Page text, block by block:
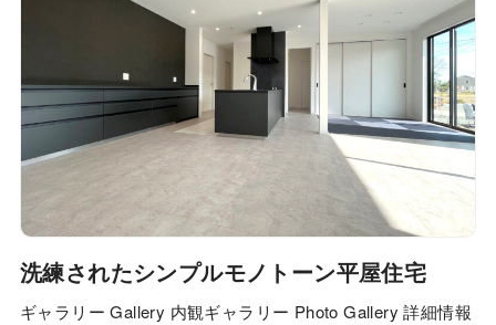
洗練されたシンプルモノトーン平屋住宅
ギャラリー Gallery 内観ギャラリー Photo Gallery 詳細情報